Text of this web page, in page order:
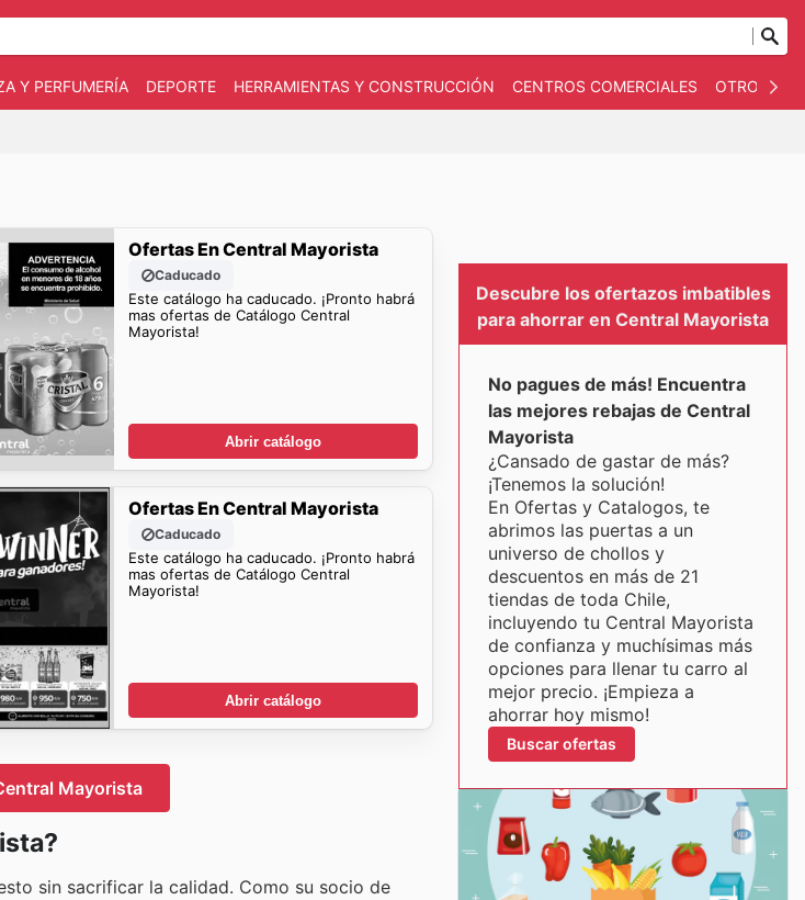
Y PERFUMERÍA DEPORTE HERRAMIENTAS Y CONSTRUCCIÓN CENTROS COMERCIALES OTROS
Ofertas En Central Mayorista
Caducado
Este catálogo ha caducado. ¡Pronto habrá
mas ofertas de Catálogo Central
Mayorista!
Abrir catálogo
Ofertas En Central Mayorista
Caducado
Este catálogo ha caducado. ¡Pronto habrá
mas ofertas de Catálogo Central
Mayorista!
Abrir catálogo
Mayorista
sin sacrificar la calidad. Como su socio de
Descubre los ofertazos imbatibles
para ahorrar en Central Mayorista
No pagues de más! Encuentra
las mejores rebajas de Central
Mayorista
¿Cansado de gastar de más?
¡Tenemos la solución!
En Ofertas y Catalogos, te
abrimos las puertas a un
universo de chollos y
descuentos en más de 21
tiendas de toda Chile,
incluyendo tu Central Mayorista
de confianza y muchísimas más
opciones para llenar tu carro al
mejor precio. ¡Empieza a
ahorrar hoy mismo!
Buscar ofertas